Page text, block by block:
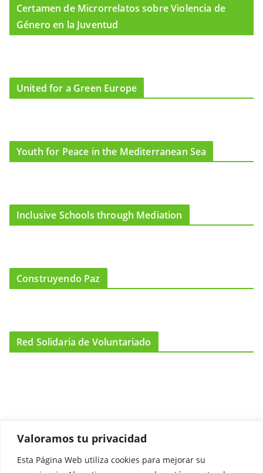
Valoramos tu privacidad
Esta Página Web utiliza cookies para mejorar su
Certamen de Microrrelatos sobre Violencia de
Género en la Juventud
United for a Green Europe
Youth for Peace in the Mediterranean Sea
Inclusive Schools through Mediation
Construyendo Paz
Red Solidaria de Voluntariado
Promociónate